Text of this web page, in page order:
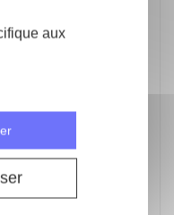
aux
préparations
alimentaires depuis
1941. Implantée
accompagne les
collective ou
les
de bouche et les